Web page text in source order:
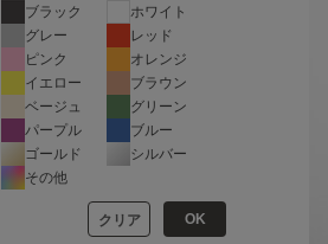
ブラック
ホワイト
グレー
レッド
ピンク
オレンジ
イエロー
ブラウン
ベージュ
グリーン
パープル
ブルー
ゴールド
シルバー
その他
クリア OK